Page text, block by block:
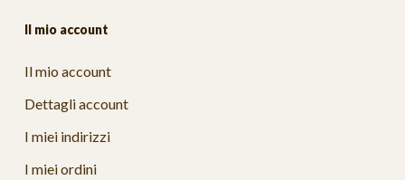
Il mio account
Il mio account
Dettagli account
I miei indirizzi
I miei ordini